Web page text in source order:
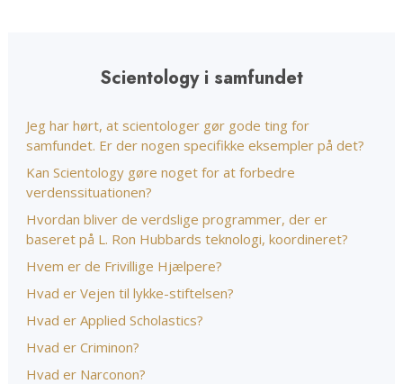
Scientology i samfundet
Jeg har hørt, at scientologer gør gode ting for
samfundet. Er der nogen specifikke eksempler på det?
Kan Scientology gøre noget for at forbedre
verdenssituationen?
Hvordan bliver de verdslige programmer, der er
baseret på L. Ron Hubbards teknologi, koordineret?
Hvem er de Frivillige Hjælpere?
Hvad er Vejen til lykke-stiftelsen?
Hvad er Applied Scholastics?
Hvad er Criminon?
Hvad er Narconon?